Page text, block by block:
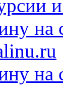
на